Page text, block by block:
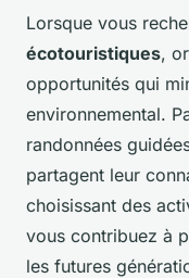
Lorsque vous
écotouristiques,
opportunités qui
environnemental.
randonnées
partagent leur
choisissant des
vous contribuez à
les futures